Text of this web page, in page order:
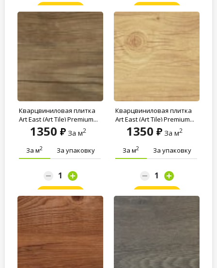
Кварцвиниловая плитка
Art East (Art Tile) Premium...
1350 За м2
За м2 За упаковку
Кварцвиниловая плитка
Art East (Art Tile) Premium...
1350 За м2
За м2 За упаковку